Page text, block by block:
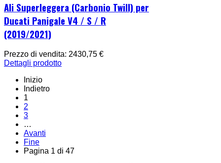
Ali Superleggera (Carbonio Twill) per
Ducati Panigale V4 / S / R
(2019/2021)
Prezzo di vendita: 2430,75 €
Dettagli prodotto
Inizio
Indietro
1
2
3
…
Avanti
Fine
Pagina 1 di 47